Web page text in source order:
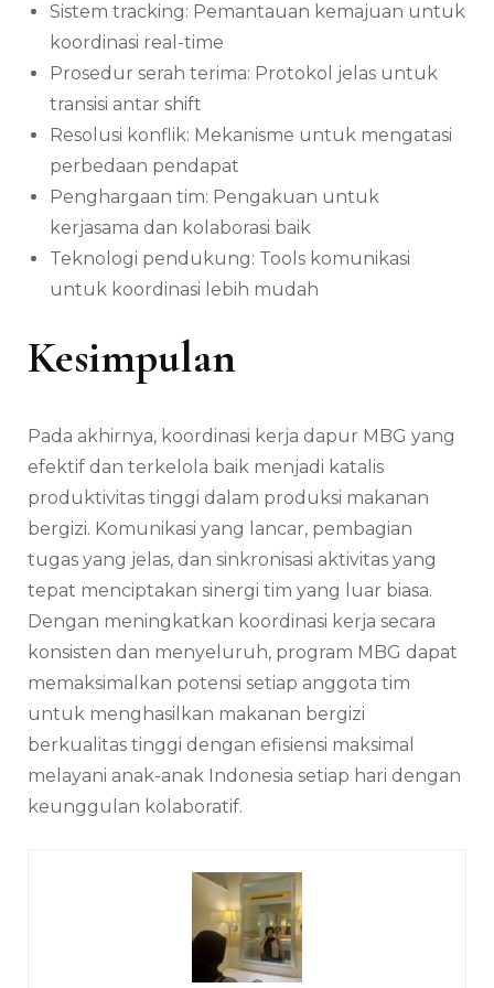
Sistem tracking: Pemantauan kemajuan untuk
koordinasi real-time
Prosedur serah terima: Protokol jelas untuk
transisi antar shift
Resolusi konflik: Mekanisme untuk mengatasi
perbedaan pendapat
Penghargaan tim: Pengakuan untuk
kerjasama dan kolaborasi baik
Teknologi pendukung: Tools komunikasi
untuk koordinasi lebih mudah
Kesimpulan
Pada akhirnya, koordinasi kerja dapur MBG yang
efektif dan terkelola baik menjadi katalis
produktivitas tinggi dalam produksi makanan
bergizi. Komunikasi yang lancar, pembagian
tugas yang jelas, dan sinkronisasi aktivitas yang
tepat menciptakan sinergi tim yang luar biasa.
Dengan meningkatkan koordinasi kerja secara
konsisten dan menyeluruh, program MBG dapat
memaksimalkan potensi setiap anggota tim
untuk menghasilkan makanan bergizi
berkualitas tinggi dengan efisiensi maksimal
melayani anak-anak Indonesia setiap hari dengan
keunggulan kolaboratif.